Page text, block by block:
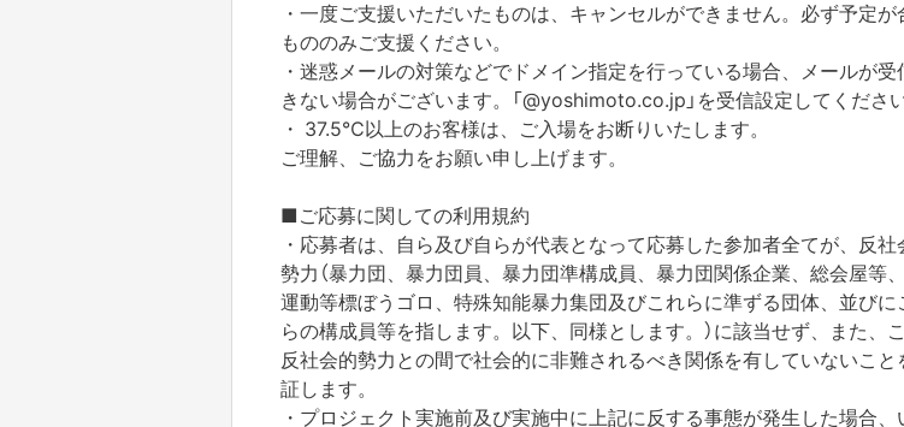
・一度ご支援いただいたものは、キャンセルができません。必ず予定が
もののみご支援ください。
・迷惑メールの対策などでドメイン指定を行っている場合、メールが受
きない場合がございます。「@yoshimoto.co.jp」を受信設定してください
・ 37.5℃以上のお客様は、ご入場をお断りいたします。
ご理解、ご協力をお願い申し上げます。
■ご応募に関しての利用規約
・応募者は、自ら及び自らが代表となって応募した参加者全てが、反社
勢力（暴力団、暴力団員、暴力団準構成員、暴力団関係企業、総会屋等
運動等標ぼうゴロ、特殊知能暴力集団及びこれらに準ずる団体、並びに
らの構成員等を指します。以下、同様とします。）に該当せず、また、
反社会的勢力との間で社会的に非難されるべき関係を有していないこと
証します。
・プロジェクト実施前及び実施中に上記に反する事態が発生した場合、